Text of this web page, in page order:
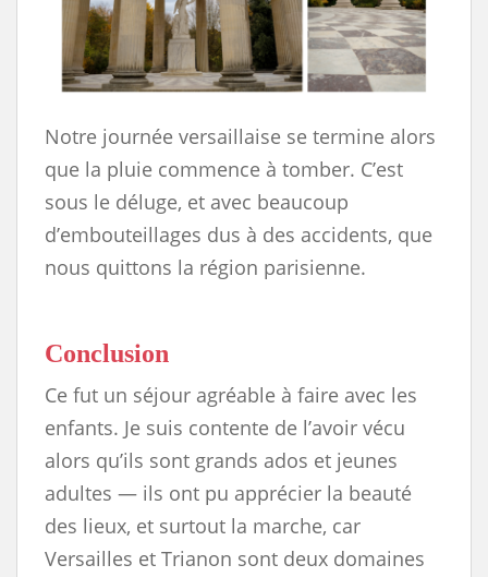
Notre journée versaillaise se termine alors
que la pluie commence à tomber. C’est
sous le déluge, et avec beaucoup
d’embouteillages dus à des accidents, que
nous quittons la région parisienne.
Conclusion
Ce fut un séjour agréable à faire avec les
enfants. Je suis contente de l’avoir vécu
alors qu’ils sont grands ados et jeunes
adultes — ils ont pu apprécier la beauté
des lieux, et surtout la marche, car
Versailles et Trianon sont deux domaines